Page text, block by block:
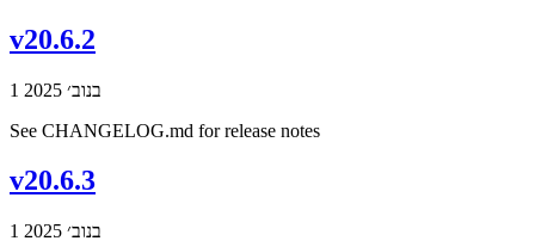
v20.6.2
1 בנוב׳ 2025
See CHANGELOG.md for release notes
v20.6.3
1 בנוב׳ 2025